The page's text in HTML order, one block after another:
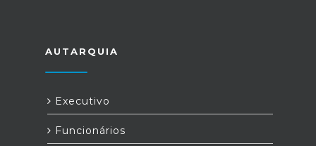
AUTARQUIA
Executivo
Funcionários